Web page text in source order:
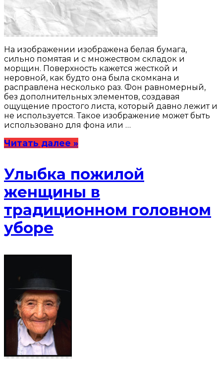
На изображении изображена белая бумага,
сильно помятая и с множеством складок и
морщин. Поверхность кажется жесткой и
неровной, как будто она была скомкана и
расправлена несколько раз. Фон равномерный,
без дополнительных элементов, создавая
ощущение простого листа, который давно лежит и
не используется. Такое изображение может быть
использовано для фона или …
Читать далее »
Улыбка пожилой
женщины в
традиционном головном
уборе